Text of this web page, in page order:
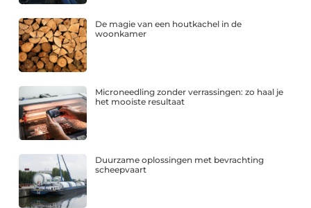
De magie van een houtkachel in de
woonkamer
Microneedling zonder verrassingen: zo haal je
het mooiste resultaat
Duurzame oplossingen met bevrachting
scheepvaart